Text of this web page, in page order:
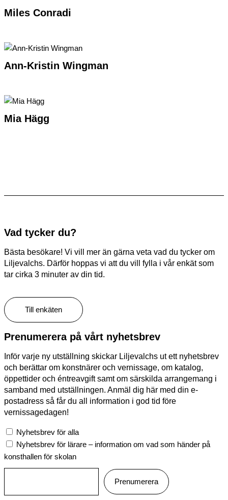
Miles Conradi
Ann-Kristin Wingman
Mia Hägg
Vad tycker du?
Bästa besökare! Vi vill mer än gärna veta vad du tycker om
Liljevalchs. Därför hoppas vi att du vill fylla i vår enkät som
tar cirka 3 minuter av din tid.
Till enkäten
Prenumerera på vårt nyhetsbrev
Inför varje ny utställning skickar Liljevalchs ut ett nyhetsbrev
och berättar om konstnärer och vernissage, om katalog,
öppettider och éntreavgift samt om särskilda arrangemang i
samband med utställningen. Anmäl dig här med din e-
postadress så får du all information i god tid före
vernissagedagen!
Nyhetsbrev för alla
Nyhetsbrev för lärare – information om vad som händer på
konsthallen för skolan